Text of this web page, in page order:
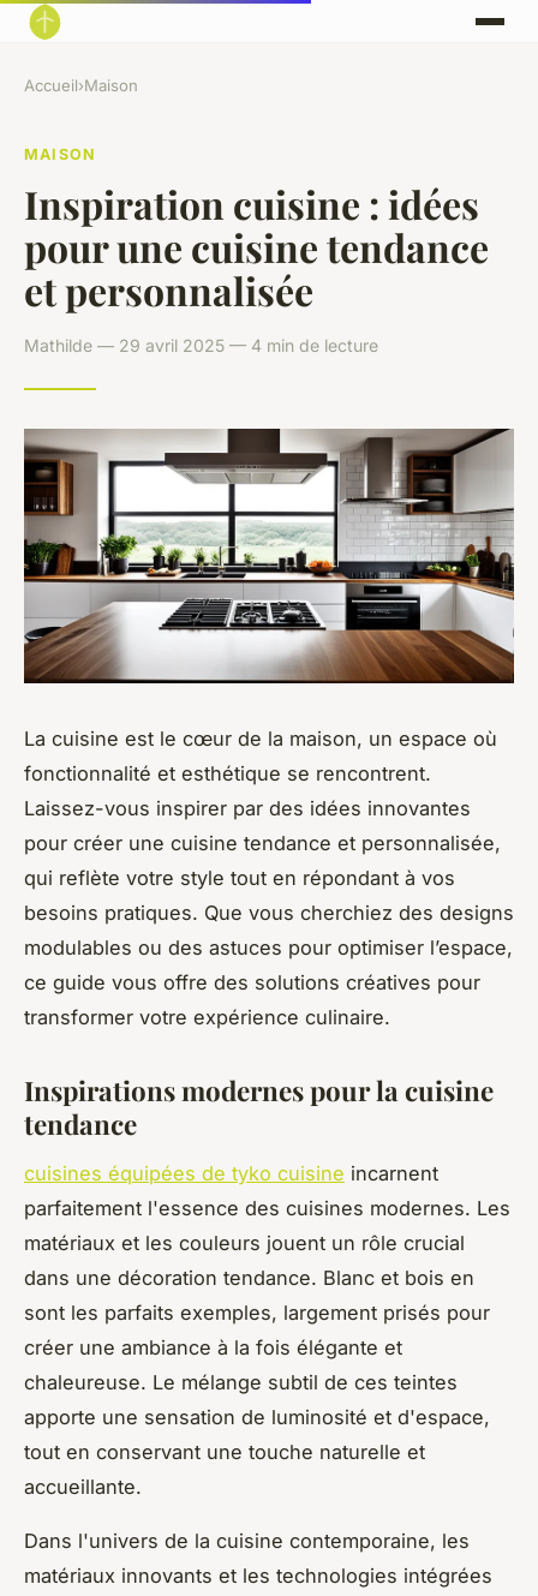
Accueil›Maison
MAISON
Inspiration cuisine : idées
pour une cuisine tendance
et personnalisée
Mathilde — 29 avril 2025 — 4 min de lecture
La cuisine est le cœur de la maison, un espace où
fonctionnalité et esthétique se rencontrent.
Laissez-vous inspirer par des idées innovantes
pour créer une cuisine tendance et personnalisée,
qui reflète votre style tout en répondant à vos
besoins pratiques. Que vous cherchiez des designs
modulables ou des astuces pour optimiser l’espace,
ce guide vous offre des solutions créatives pour
transformer votre expérience culinaire.
Inspirations modernes pour la cuisine
tendance
cuisines équipées de tyko cuisine incarnent
parfaitement l'essence des cuisines modernes. Les
matériaux et les couleurs jouent un rôle crucial
dans une décoration tendance. Blanc et bois en
sont les parfaits exemples, largement prisés pour
créer une ambiance à la fois élégante et
chaleureuse. Le mélange subtil de ces teintes
apporte une sensation de luminosité et d'espace,
tout en conservant une touche naturelle et
accueillante.
Dans l'univers de la cuisine contemporaine, les
matériaux innovants et les technologies intégrées